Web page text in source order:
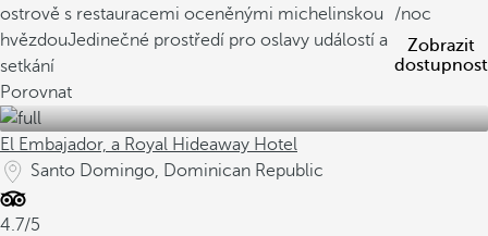
ostrově s restauracemi oceněnými michelinskou
hvězdouJedinečné prostředí pro oslavy událostí a
setkání
/noc
Zobrazit
dostupnost
Porovnat
El Embajador, a Royal Hideaway Hotel
Santo Domingo, Dominican Republic
4.7/5